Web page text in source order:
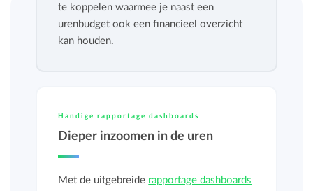
te koppelen waarmee je naast een
urenbudget ook een financieel overzicht
kan houden.
Handige rapportage dashboards
Dieper inzoomen in de uren
Met de uitgebreide rapportage dashboards